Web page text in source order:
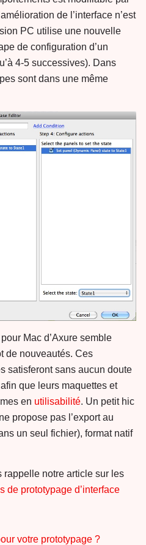
de l’interface n’est
PC utilise une nouvelle
de configuration d’un
4-5 successives). Dans
sont dans une même
Mac d’Axure semble
de nouveautés. Ces
satisferont sans aucun doute
que leurs maquettes et
en utilisabilité. Un petit hic
propose pas l’export au
un seul fichier), format natif
rappelle notre article sur les
de prototypage d’interface
votre prototypage ?